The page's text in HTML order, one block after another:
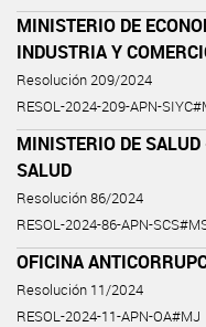
MINISTERIO DE
INDUSTRIA Y
Resolución 209/2024
RESOL-2024-209-APN-
MINISTERIO DE
SALUD
Resolución 86/2024
RESOL-2024-86-APN-
OFICINA
Resolución 11/2024
RESOL-2024-11-APN-OA#MJ